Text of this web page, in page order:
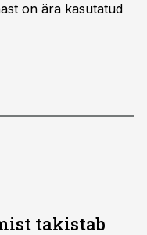
on ära kasutatud
takistab